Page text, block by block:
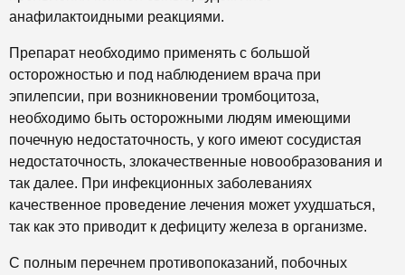
анафилактоидными реакциями.
Препарат необходимо применять с большой
осторожностью и под наблюдением врача при
эпилепсии, при возникновении тромбоцитоза,
необходимо быть осторожными людям имеющими
почечную недостаточность, у кого имеют сосудистая
недостаточность, злокачественные новообразования и
так далее. При инфекционных заболеваниях
качественное проведение лечения может ухудшаться,
так как это приводит к дефициту железа в организме.
С полным перечнем противопоказаний, побочных